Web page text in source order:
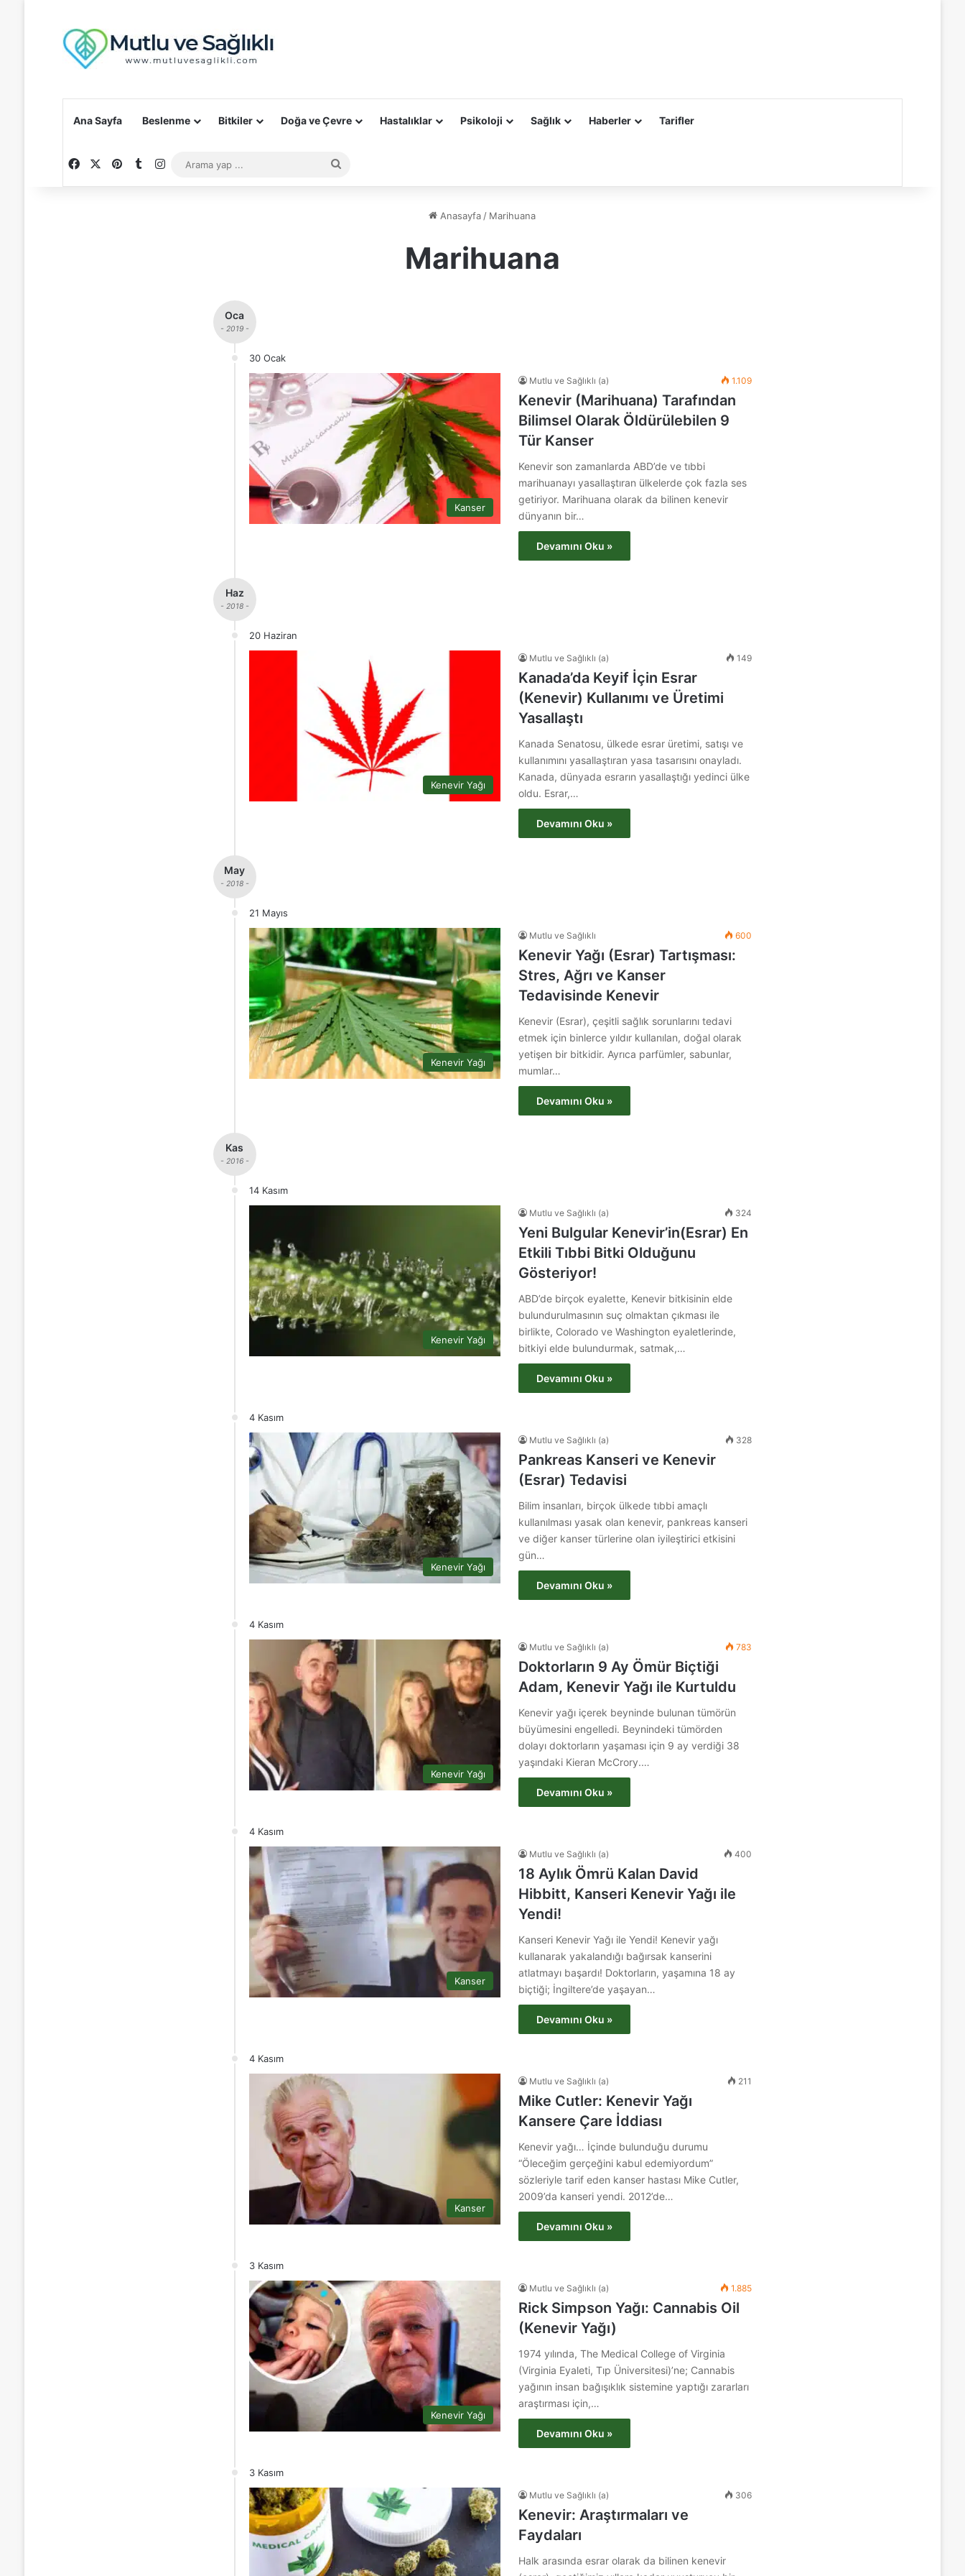
Ana Sayfa Beslenme Bitkiler Doğa ve Çevre Hastalıklar Psikoloji Sağlık Haberler Tarifler
FacebookPinterest
TumblrInstagram
yap
Anasayfa / Marihuana
Marihuana
Oca
- 2019 -
30 Ocak
Kanser
Mutlu ve Sağlıklı (a) 1.109
Kenevir (Marihuana) Tarafından
Bilimsel Olarak Öldürülebilen 9
Tür Kanser
Kenevir son zamanlarda ABD’de ve tıbbi
marihuanayı yasallaştıran ülkelerde çok fazla ses
getiriyor. Marihuana olarak da bilinen kenevir
dünyanın bir…
Devamını Oku »
Haz
- 2018 -
20 Haziran
Kenevir Yağı
Mutlu ve Sağlıklı (a) 149
Kanada’da Keyif İçin Esrar
(Kenevir) Kullanımı ve Üretimi
Yasallaştı
Kanada Senatosu, ülkede esrar üretimi, satışı ve
kullanımını yasallaştıran yasa tasarısını onayladı.
Kanada, dünyada esrarın yasallaştığı yedinci ülke
oldu. Esrar,…
Devamını Oku »
May
- 2018 -
21 Mayıs
Kenevir Yağı
Mutlu ve Sağlıklı 600
Kenevir Yağı (Esrar) Tartışması:
Stres, Ağrı ve Kanser
Tedavisinde Kenevir
Kenevir (Esrar), çeşitli sağlık sorunlarını tedavi
etmek için binlerce yıldır kullanılan, doğal olarak
yetişen bir bitkidir. Ayrıca parfümler, sabunlar,
mumlar…
Devamını Oku »
Kas
- 2016 -
14 Kasım
Kenevir Yağı
Mutlu ve Sağlıklı (a) 324
Yeni Bulgular Kenevir’in(Esrar) En
Etkili Tıbbi Bitki Olduğunu
Gösteriyor!
ABD’de birçok eyalette, Kenevir bitkisinin elde
bulundurulmasının suç olmaktan çıkması ile
birlikte, Colorado ve Washington eyaletlerinde,
bitkiyi elde bulundurmak, satmak,…
Devamını Oku »
4 Kasım
Kenevir Yağı
Mutlu ve Sağlıklı (a) 328
Pankreas Kanseri ve Kenevir
(Esrar) Tedavisi
Bilim insanları, birçok ülkede tıbbi amaçlı
kullanılması yasak olan kenevir, pankreas kanseri
ve diğer kanser türlerine olan iyileştirici etkisini
gün…
Devamını Oku »
4 Kasım
Kenevir Yağı
Mutlu ve Sağlıklı (a) 783
Doktorların 9 Ay Ömür Biçtiği
Adam, Kenevir Yağı ile Kurtuldu
Kenevir yağı içerek beyninde bulunan tümörün
büyümesini engelledi. Beynindeki tümörden
dolayı doktorların yaşaması için 9 ay verdiği 38
yaşındaki Kieran McCrory.…
Devamını Oku »
4 Kasım
Kanser
Mutlu ve Sağlıklı (a) 400
18 Aylık Ömrü Kalan David
Hibbitt, Kanseri Kenevir Yağı ile
Yendi!
Kanseri Kenevir Yağı ile Yendi! Kenevir yağı
kullanarak yakalandığı bağırsak kanserini
atlatmayı başardı! Doktorların, yaşamına 18 ay
biçtiği; İngiltere’de yaşayan…
Devamını Oku »
4 Kasım
Kanser
Mutlu ve Sağlıklı (a) 211
Mike Cutler: Kenevir Yağı
Kansere Çare İddiası
Kenevir yağı… İçinde bulunduğu durumu
“Öleceğim gerçeğini kabul edemiyordum”
sözleriyle tarif eden kanser hastası Mike Cutler,
2009’da kanseri yendi. 2012’de…
Devamını Oku »
3 Kasım
Kenevir Yağı
Mutlu ve Sağlıklı (a) 1.885
Rick Simpson Yağı: Cannabis Oil
(Kenevir Yağı)
1974 yılında, The Medical College of Virginia
(Virginia Eyaleti, Tıp Üniversitesi)’ne; Cannabis
yağının insan bağışıklık sistemine yaptığı zararları
araştırması için,…
Devamını Oku »
3 Kasım
Mutlu ve Sağlıklı (a) 306
Kenevir: Araştırmaları ve
Faydaları
Halk arasında esrar olarak da bilinen kenevir